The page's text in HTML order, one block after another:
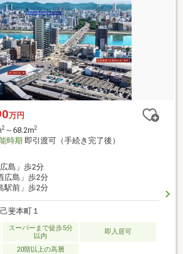
万円
2 ～68.2m2
時期 即引渡可（手続き完了後）
島」歩2分
広島」歩2分
駅前」歩2分
斐本町１
スーパーまで徒歩5分
以内
即入居可
20階以上の高層